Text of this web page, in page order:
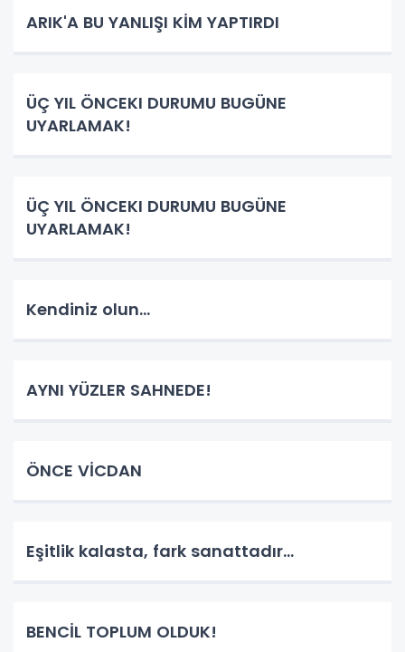
ARIK'A BU YANLIŞI KİM YAPTIRDI
ÜÇ YIL ÖNCEKI DURUMU BUGÜNE
UYARLAMAK!
ÜÇ YIL ÖNCEKI DURUMU BUGÜNE
UYARLAMAK!
Kendiniz olun...
AYNI YÜZLER SAHNEDE!
ÖNCE VİCDAN
Eşitlik kalasta, fark sanattadır...
BENCİL TOPLUM OLDUK!